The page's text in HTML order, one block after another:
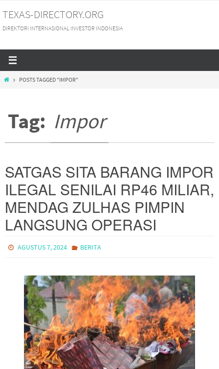
to
content
TEXAS-DIRECTORY.ORG
DIREKTORI INTERNASIONAL INVESTOR INDONESIA
HOMEPOSTS TAGGED "IMPOR"
Tag: Impor
SATGAS SITA BARANG IMPOR
ILEGAL SENILAI RP46 MILIAR,
MENDAG ZULHAS PIMPIN
LANGSUNG OPERASI
AGUSTUS 7, 2024 BERITA